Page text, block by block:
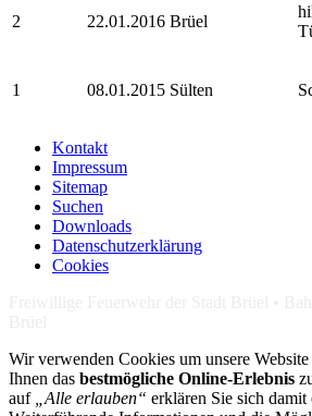
2 22.01.2016 Brüel
1 08.01.2015 Sülten
Kontakt
Impressum
Sitemap
Suchen
Downloads
Datenschutzerklärung
Cookies
Wir verwenden Cookies um unsere
Ihnen das bestmögliche Online-Erlebnis
auf
„Alle erlauben“ erklären Sie sich damit